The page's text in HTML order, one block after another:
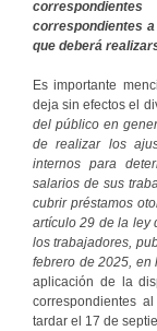
correspondientes
que deberá
Es importante
deja sin efectos el
del público en
de realizar los
internos para
salarios de sus
cubrir préstamos
artículo 29 de la ley
los trabajadores,
febrero de 2025,
aplicación de la
correspondientes
tardar el 17 de